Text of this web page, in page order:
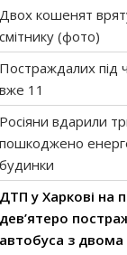
Двох кошенят
смітнику (фото)
Постраждалих під
вже 11
Росіяни вдарили
пошкоджено
будинки
ДТП у Харкові на
дев’ятеро
автобуса з